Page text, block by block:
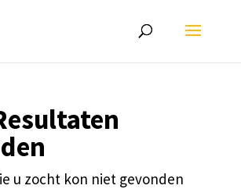
u zocht kon niet gevonden